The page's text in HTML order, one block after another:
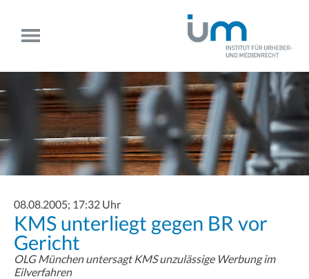
08.08.2005; 17:32 Uhr
KMS unterliegt gegen BR vor
Gericht
OLG München untersagt KMS unzulässige Werbung im
Eilverfahren